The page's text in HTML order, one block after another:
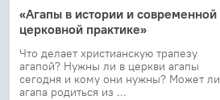
«Агапы в истории и современной
церковной практике»
Что делает христианскую трапезу
агапой? Нужны ли в церкви агапы
сегодня и кому они нужны? Может ли
агапа родиться из ...